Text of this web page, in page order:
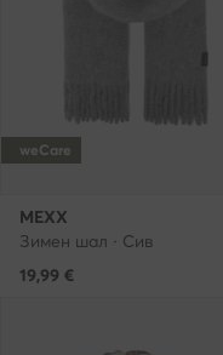
weCare
MEXX
Зимен шал · Сив
19,99 €